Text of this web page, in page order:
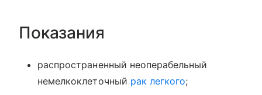
Показания
распространенный неоперабельный
немелкоклеточный рак легкого;